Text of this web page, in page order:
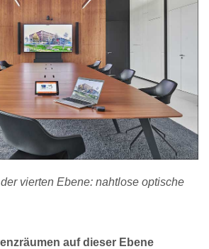
vierten Ebene: nahtlose optische
auf dieser Ebene